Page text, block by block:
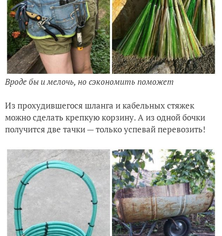
Вроде бы и мелочь, но сэкономить поможет
Из прохудившегося шланга и кабельных стяжек
можно сделать крепкую корзину. А из одной бочки
получится две тачки — только успевай перевозить!